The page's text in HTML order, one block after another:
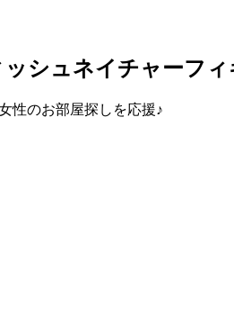
シュネイチャーフ
性のお部屋探しを応援♪